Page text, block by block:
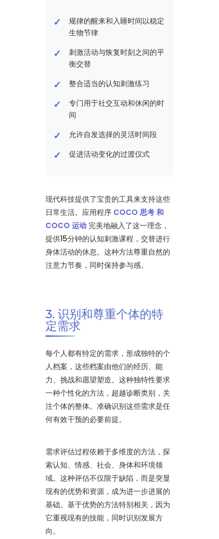
规律的醒来和入睡时间以稳定
生物节律
刺激活动与恢复时刻之间的平
衡交替
整合适当的认知刺激练习
专门用于社交互动和休闲的时
间
允许自发选择的灵活时间段
促进活动变化的过渡仪式
现代科技提供了宝贵的工具来支持这些
日常生活。应用程序 COCO 思考 和
COCO 运动完美地融入了这一理念，
提供15分钟的认知刺激课程，交替进行
身体活动的休息。这种方法尊重自然的
注意力节奏，同时保持参与感。
3. 识别和尊重个体的特
定需求
每个人都有特定的需求，形成独特的个
人档案，这些档案由他们的经历、能
力、挑战和愿望塑造。这种独特性要求
一种个性化的方法，超越诊断类别，关
注个体的整体。准确识别这些需求是任
何有效干预的必要前提。
需求评估过程依赖于多维度的方法，探
索认知、情感、社会、身体和环境领
域。这种评估不仅限于缺陷，而是突显
现有的优势和资源，成为进一步进展的
基础。基于优势的方法特别相关，因为
它重视现有的技能，同时识别发展方
向。